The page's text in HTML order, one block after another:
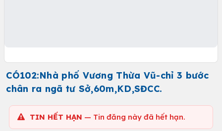
CÓ102:Nhà phố Vương Thừa Vũ-chỉ 3 bước
chân ra ngã tư Sở,60m,KD,SĐCC.
TIN HẾT HẠN — Tin đăng này đã hết hạn.